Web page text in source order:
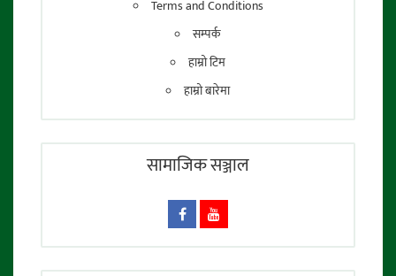
Terms and Conditions
सम्पर्क
हाम्रो टिम
हाम्रो बारेमा
सामाजिक सञ्जाल